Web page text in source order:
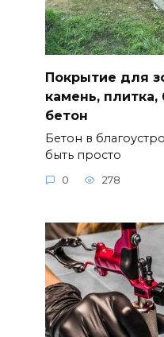
Покрытие для
камень, плитка,
бетон
Бетон в
быть просто
0 278